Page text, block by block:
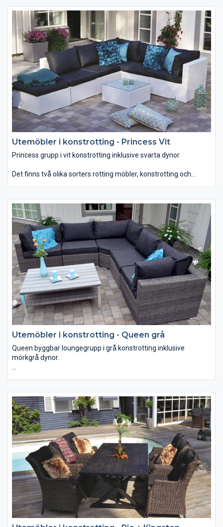
uterum. Konstrotting möbler tål att stå ute i regn och rusk då
dessa är tillverkade i syntetmaterial och aluminiumstomme.
Dessutom har dessa möbler en bra sittkomfort och är lätta att
flytta.
Utemöbler i konstrotting - Princess Vit
Princess grupp i vit konstrotting inklusive svarta dynor
Det finns två olika sorters rotting möbler, konstrotting och
uterum. Konstrotting möbler tål att stå ute i regn och rusk då
dessa är tillverkade i syntetmaterial och aluminiumstomme.
Dessutom har dessa möbler en bra sittkomfort och är lätta att
flytta.
Utemöbler i konstrotting - Queen grå
Queen byggbar loungegrupp i grå konstrotting inklusive
mörkgrå dynor.
den bäst som uterumsmöbler till övertäckta eller inglasade
uterum. Konstrotting möbler tål att stå ute i regn och rusk då
dessa är tillverkade i syntetmaterial och aluminiumstomme.
Dessutom har dessa möbler en bra sittkomfort och är lätta att
flytta.